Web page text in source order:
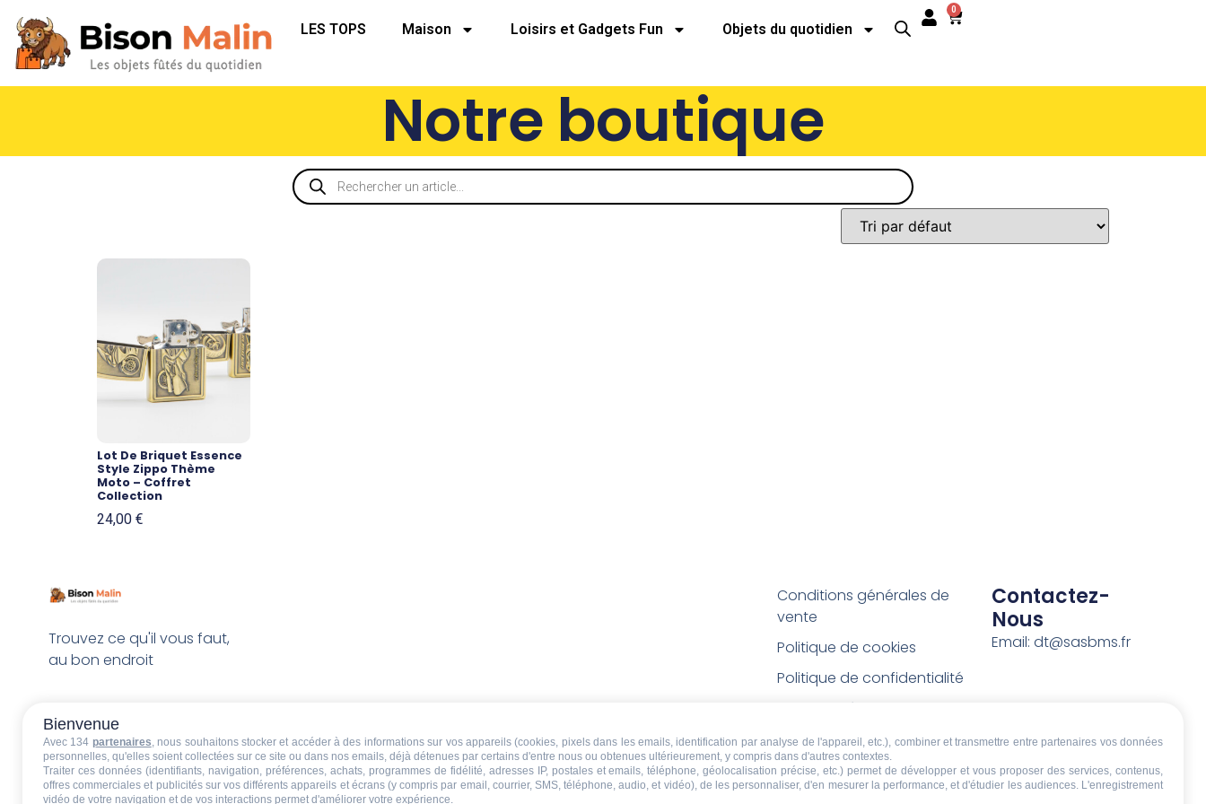
LES TOPS Maison Loisirs et Gadgets Fun Objets du quotidien
0
Notre boutique
Lot De Briquet Essence
Style Zippo Thème
Moto – Coffret
Collection
24,00 €
Trouvez ce qu'il vous faut,
au bon endroit
Conditions générales de
vente
Politique de cookies
Politique de confidentialité
Mentions légales
Conditions de retour et de
remboursement
Droit de rétractation
Contactez-
Nous
Email: dt@sasbms.fr
Bienvenue
Avec 134 partenaires, nous souhaitons stocker et accéder à des informations sur vos appareils (cookies, pixels dans les emails, identification par analyse de l'appareil, etc.), combiner et transmettre entre partenaires vos données
personnelles, qu'elles soient collectées sur ce site ou dans nos emails, déjà détenues par certains d'entre nous ou obtenues ultérieurement, y compris dans d'autres contextes.
Traiter ces données (identifiants, navigation, préférences, achats, programmes de fidélité, adresses IP, postales et emails, téléphone, géolocalisation précise, etc.) permet de développer et vous proposer des services, contenus,
offres commerciales et publicités sur vos différents appareils et écrans (y compris par email, courrier, SMS, téléphone, audio, et vidéo), de les personnaliser, d'en mesurer la performance, et d'étudier les audiences. L'enregistrement
vidéo de votre navigation et de vos interactions permet d'améliorer votre expérience.